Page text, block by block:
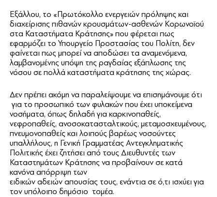
Εξάλλου, το «Πρωτόκολλο ενεργειών πρόληψης και
διαχείρισης πιθανών κρουσμάτων-ασθενών Κορωνοϊού
στα Καταστήματα Κράτησης» που φέρεται πως
εφαρμόζει το Υπουργείο Προστασίας του Πολίτη, δεν
φαίνεται πως μπορεί να αποδώσει τα αναμενόμενα,
λαμβανομένης υπόψη της ραγδαίας εξάπλωσης της
νόσου σε πολλά καταστήματα κράτησης της χώρας.
Δεν πρέπει ακόμη να παραλείψουμε να επισημάνουμε ότι
για το προσωπικό των φυλακών που έχει υποκείμενα
νοσήματα, όπως δηλαδή για καρκινοπαθείς,
νεφροπαθείς, ανοσοκατασταλτικούς, μεταμοσχευμένους,
πνευμονοπαθείς και λοιπούς βαρέως νοσούντες
υπαλλήλους, η Γενική Γραμματέας Αντεγκληματικής
Πολιτικής έχει ζητήσει από τους Διευθυντές των
Καταστημάτων Κράτησης να προβαίνουν σε κατά
κανόνα απόρριψη των
ειδικών αδειών απουσίας τους, ενάντια σε ό,τι ισχύει για
τον υπόλοιπο δημόσιο τομέα.